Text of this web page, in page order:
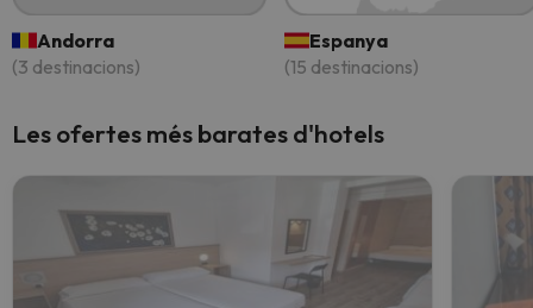
Andorra
(3 destinacions)
Espanya
(15 destinacions)
Les ofertes més barates d'hotels